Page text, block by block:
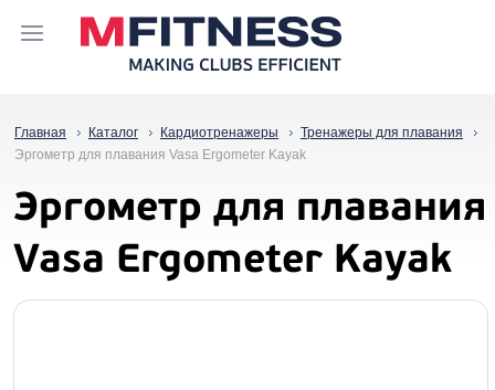
Главная Каталог Кардиотренажеры
Тренажеры для плавания
Эргометр для плавания Vasa Ergometer Kayak
Эргометр для плавания
Vasa Ergometer Kayak